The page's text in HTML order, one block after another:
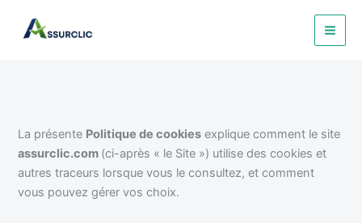
La présente Politique de cookies explique comment le site
assurclic.com (ci-après « le Site ») utilise des cookies et
autres traceurs lorsque vous le consultez, et comment
vous pouvez gérer vos choix.